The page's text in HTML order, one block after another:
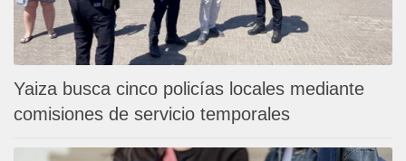
Yaiza busca cinco policías locales mediante
comisiones de servicio temporales